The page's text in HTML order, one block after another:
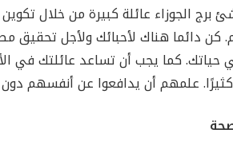
برج الجوزاء عائلة كبيرة من خلال
كن دائما هناك لأحبائك ولأجل تحقيق
كما يجب أن تساعد عائلتك في
علمهم أن يدافعوا عن أنفسهم دون